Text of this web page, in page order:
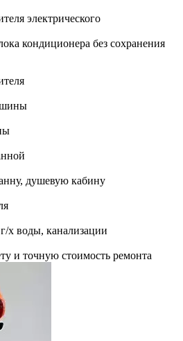
электрического
кондиционера без сохранения
душевую кабину
х воды, канализации
и точную стоимость ремонта